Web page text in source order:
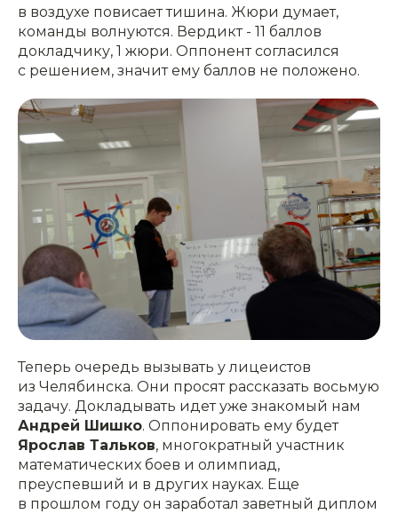
в воздухе повисает тишина. Жюри думает,
команды волнуются. Вердикт - 11 баллов
докладчику, 1 жюри. Оппонент согласился
с решением, значит ему баллов не положено.
Теперь очередь вызывать у лицеистов
из Челябинска. Они просят рассказать восьмую
задачу. Докладывать идет уже знакомый нам
Андрей Шишко. Оппонировать ему будет
Ярослав Тальков, многократный участник
математических боев и олимпиад,
преуспевший и в других науках. Еще
в прошлом году он заработал заветный диплом